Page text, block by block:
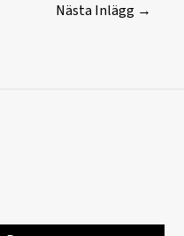
Nästa Inlägg →